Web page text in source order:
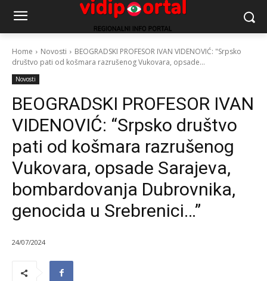
Home Novosti
BEOGRADSKI PROFESOR IVAN VIDENOVIĆ: "Srpsko
društvo pati od košmara razrušenog Vukovara, opsade...
Novosti
BEOGRADSKI PROFESOR IVAN
VIDENOVIĆ: “Srpsko društvo
pati od košmara razrušenog
Vukovara, opsade Sarajeva,
bombardovanja Dubrovnika,
genocida u Srebrenici…”
24/07/2024